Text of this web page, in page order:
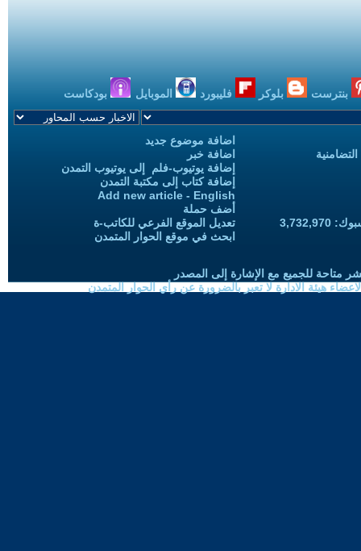
بنترست بلوكر فليبورد الموبايل بودكاست
اضافة موضوع جديد
اضافة خبر
إضافة يوتيوب-فلم إلى يوتيوب التمدن
إضافة كتاب إلى مكتبة التمدن
Add new article - English
أضف حملة
تعديل الموقع الفرعي للكاتب-ة
ابحث في موقع الحوار المتمدن
متاحة للجميع مع الإشارة إلى المصدر
هيئة الادارة لا تعبر بالضرورة عن رأي الحوار المتمدن